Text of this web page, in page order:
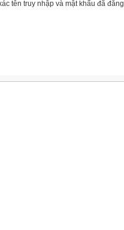
tên truy nhập và mật khẩu đã đăng